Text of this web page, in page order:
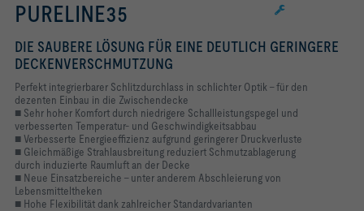
PURELINE35
DIE SAUBERE LÖSUNG FÜR EINE DEUTLICH GERINGERE
DECKENVERSCHMUTZUNG
Perfekt integrierbarer Schlitzdurchlass in schlichter Optik – für den
dezenten Einbau in die Zwischendecke
■ Sehr hoher Komfort durch niedrigere Schallleistungspegel und
verbesserten Temperatur- und Geschwindigkeitsabbau
■ Verbesserte Energieeffizienz aufgrund geringerer Druckverluste
■ Gleichmäßige Strahlausbreitung reduziert Schmutzablagerung
durch induzierte Raumluft an der Decke
■ Neue Einsatzbereiche – unter anderem Abschleierung von
Lebensmitteltheken
■ Hohe Flexibilität dank zahlreicher Standardvarianten